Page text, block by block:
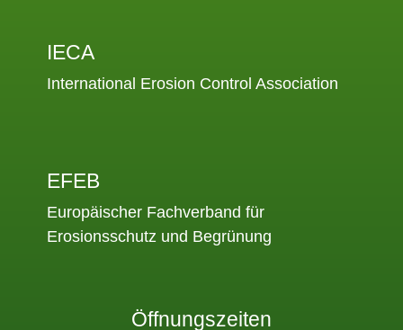
IECA
International Erosion Control Association
EFEB
Europäischer Fachverband für
Erosionsschutz und Begrünung
Öffnungszeiten